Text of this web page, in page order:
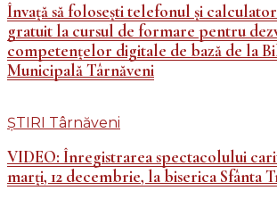
Învață să folosești telefonul și
gratuit la cursul de formare pentru
competențelor digitale de bază de la
Municipală Târnăveni
ȘTIRI Târnăveni
VIDEO: Înregistrarea spectacolului
marți, 12 decembrie, la biserica Sfânta